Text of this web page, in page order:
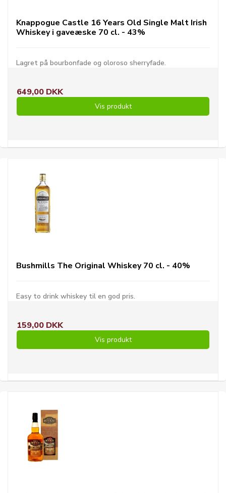
Knappogue Castle 16 Years Old Single Malt Irish
Whiskey i gaveæske 70 cl. - 43%
Lagret på bourbonfade og oloroso sherryfade.
649,00 DKK
Vis produkt
Bushmills The Original Whiskey 70 cl. - 40%
Easy to drink whiskey til en god pris.
159,00 DKK
Vis produkt